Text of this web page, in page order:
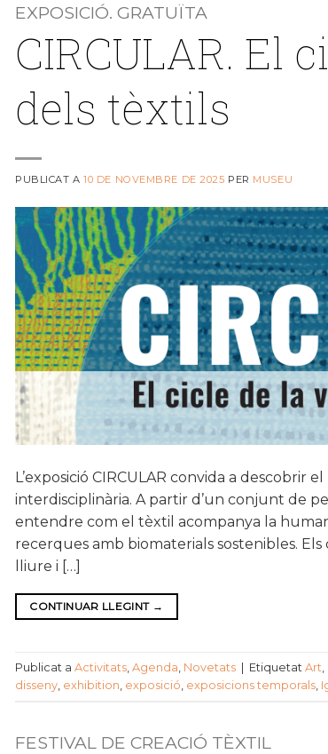
EXPOSICIÓ. GRATUÏTA
CIRCULAR. El
dels tèxtils
PUBLICAT A10 DE NOVEMBRE DE 2025 PER MUSEU
L’exposició CIRCULAR convida a descobrir
interdisciplinària. A partir d’un conjunt de
entendre com el tèxtil acompanya la
recerques amb biomaterials sostenibles.
lliure i […]
CONTINUAR LLEGINT →
Publicat a Activitats Agenda Novetats | Etiquetat Art
disseny exhibition exposició exposicions temporals
FESTIVAL DE CREACIÓ TÈXTIL